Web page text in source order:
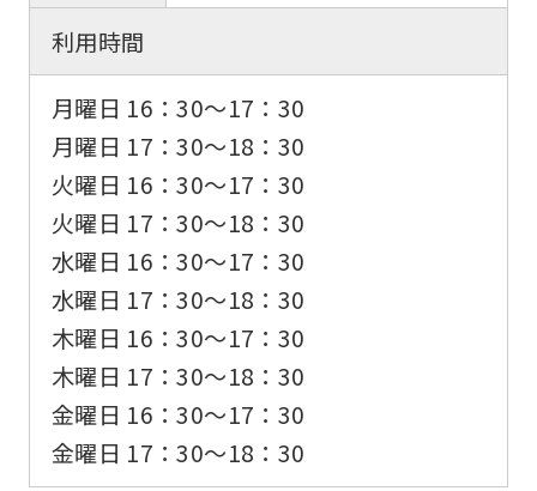
利用時間
月曜日 16：30〜17：30
月曜日 17：30〜18：30
火曜日 16：30〜17：30
火曜日 17：30〜18：30
水曜日 16：30〜17：30
水曜日 17：30〜18：30
木曜日 16：30〜17：30
木曜日 17：30〜18：30
金曜日 16：30〜17：30
金曜日 17：30〜18：30